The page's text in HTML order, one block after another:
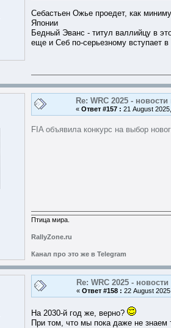
Себастьен Ожье проедет, как
Японии
Бедный Эванс - титул валлийцу в
еще и Себ по-серьезному вступает
Re: WRC 2025 -
« Ответ #157 : 21 August
FIA объявила конкурс на выбор
Птица мира.
RallyZone.ru
Канал про это же в Telegram
Re: WRC 2025 -
« Ответ #158 : 22 August
На 2030-й год же, верно?
При том, что мы пока даже не знаем